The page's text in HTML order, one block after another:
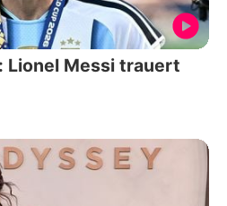
Messi trauert